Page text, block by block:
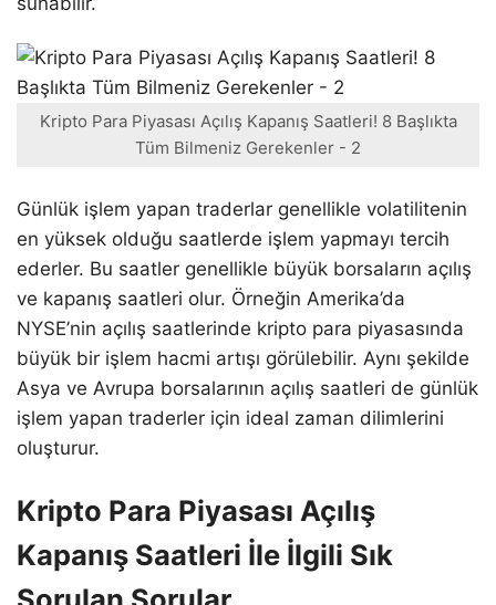
Kripto Para Piyasası Açılış Kapanış Saatleri! 8 Başlıkta
Tüm Bilmeniz Gerekenler - 2
Günlük işlem yapan traderlar genellikle volatilitenin
en yüksek olduğu saatlerde işlem yapmayı tercih
ederler. Bu saatler genellikle büyük borsaların açılış
ve kapanış saatleri olur. Örneğin Amerika’da
NYSE’nin açılış saatlerinde kripto para piyasasında
büyük bir işlem hacmi artışı görülebilir. Aynı şekilde
Asya ve Avrupa borsalarının açılış saatleri de günlük
işlem yapan traderler için ideal zaman dilimlerini
oluşturur.
Kripto Para Piyasası Açılış
Kapanış Saatleri İle İlgili Sık